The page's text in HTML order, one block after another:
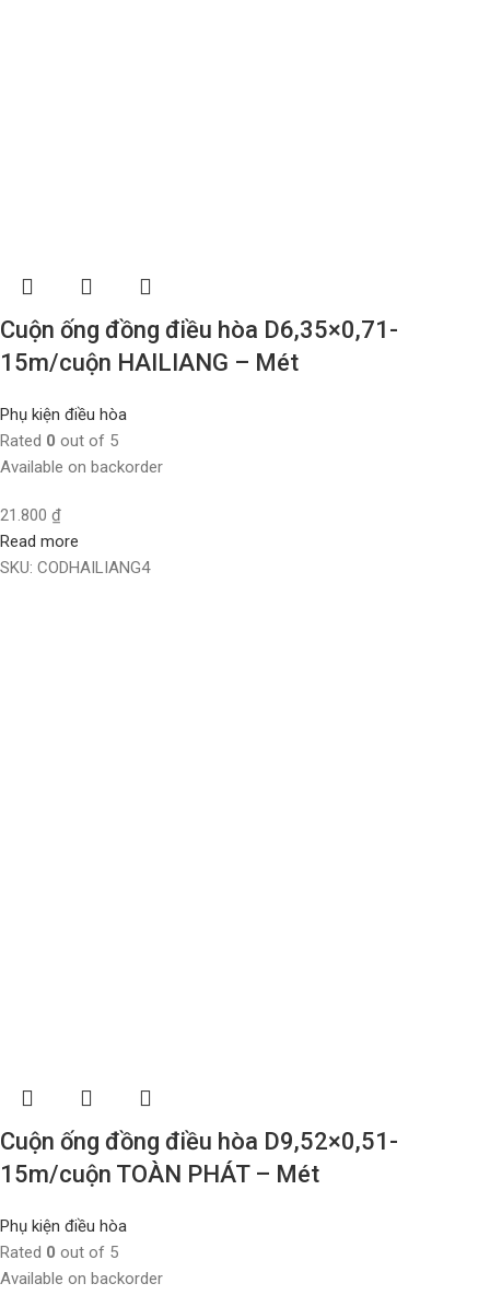
Cuộn ống đồng điều hòa D6,35×0,71-
15m/cuộn HAILIANG – Mét
Phụ kiện điều hòa
Rated 0 out of 5
Available on backorder
21.800 ₫
Read more
SKU: CODHAILIANG4
Cuộn ống đồng điều hòa D9,52×0,51-
15m/cuộn TOÀN PHÁT – Mét
Phụ kiện điều hòa
Rated 0 out of 5
Available on backorder